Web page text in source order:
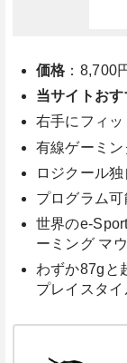
価格 ：8,700
当サイトお
右手にフィ
有線ゲーミ
ロジクール
プログラム
世界のe-
ーミング マ
わずか87gと
プレイスタ